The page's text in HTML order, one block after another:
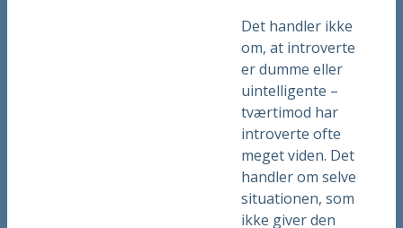
Det handler ikke
om, at introverte
er dumme eller
uintelligente –
tværtimod har
introverte ofte
meget viden. Det
handler om selve
situationen, som
ikke giver den